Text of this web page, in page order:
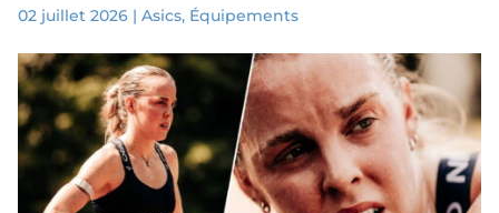
02 juillet 2026| Asics, Équipements